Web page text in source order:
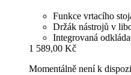
Funkce vrtacího
Držák nástrojů v
Integrovaná
1 589,00 Kč
Momentálně není k